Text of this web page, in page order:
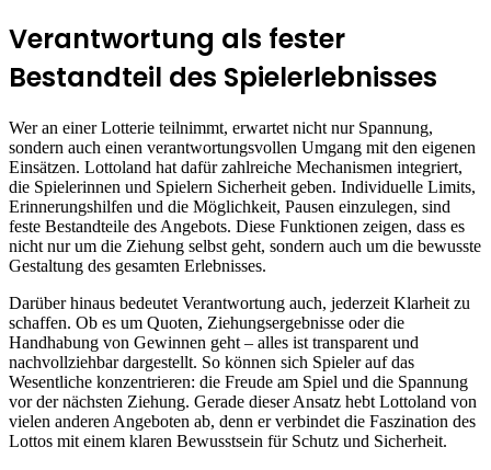
Verantwortung als fester
Bestandteil des Spielerlebnisses
Wer an einer Lotterie teilnimmt, erwartet nicht nur Spannung,
sondern auch einen verantwortungsvollen Umgang mit den eigenen
Einsätzen. Lottoland hat dafür zahlreiche Mechanismen integriert,
die Spielerinnen und Spielern Sicherheit geben. Individuelle Limits,
Erinnerungshilfen und die Möglichkeit, Pausen einzulegen, sind
feste Bestandteile des Angebots. Diese Funktionen zeigen, dass es
nicht nur um die Ziehung selbst geht, sondern auch um die bewusste
Gestaltung des gesamten Erlebnisses.
Darüber hinaus bedeutet Verantwortung auch, jederzeit Klarheit zu
schaffen. Ob es um Quoten, Ziehungsergebnisse oder die
Handhabung von Gewinnen geht – alles ist transparent und
nachvollziehbar dargestellt. So können sich Spieler auf das
Wesentliche konzentrieren: die Freude am Spiel und die Spannung
vor der nächsten Ziehung. Gerade dieser Ansatz hebt Lottoland von
vielen anderen Angeboten ab, denn er verbindet die Faszination des
Lottos mit einem klaren Bewusstsein für Schutz und Sicherheit.